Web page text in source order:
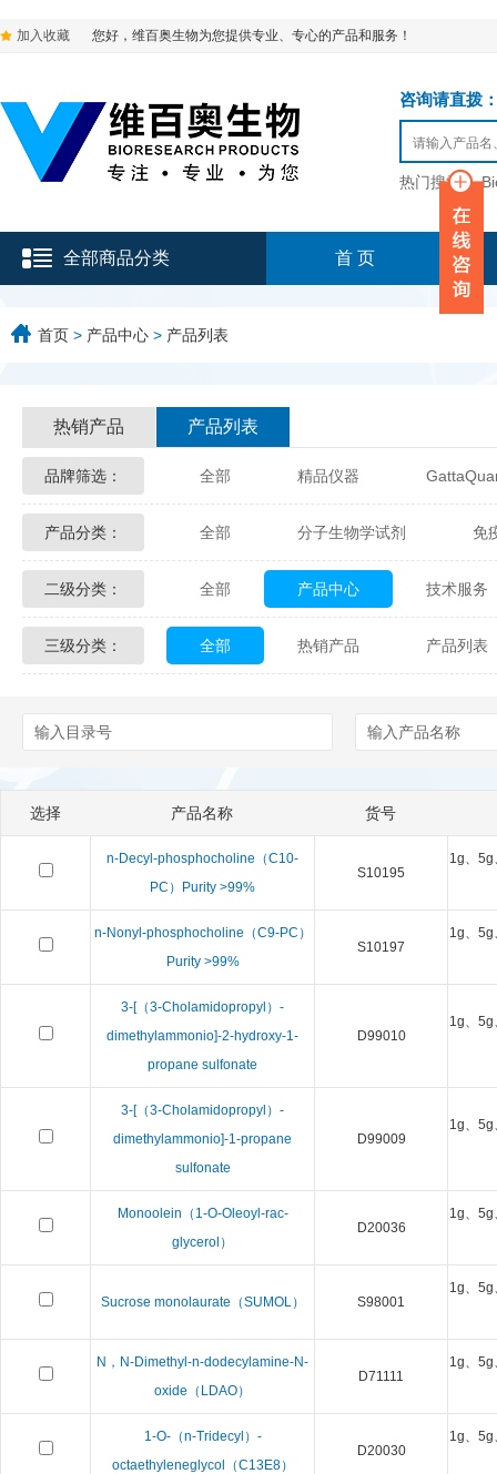
加入收藏 您好，维百奥生物为您提供专业、专心的产品和服务！
咨询请直拨
热门搜索：
全部商品分类 首 页
首页 > 产品中心 > 产品列表
热销产品 产品列表
品牌筛选： 全部 精品仪器
Glycon Biochem Sterlitech
Echelon Biosciences Verichem
Affinity Biologicals Kingfisher
Berry & Associates
LGC Maine Standards
Abbexa
产品分类： 全部 分子生物学试剂 免
化学及生物化学试剂 材料学试剂
二级分类： 全部 产品中心 技术服务
配送方式 售后服务 技术
三级分类： 全部 热销产品 产品列表
选择 产品名称 货号
n-Decyl-phosphocholine（C10-
PC）Purity >99%
S10195
1g、
n-Nonyl-phosphocholine（C9-PC）
Purity >99%
S10197
1g、
3-[（3-Cholamidopropyl）-
dimethylammonio]-2-hydroxy-1-
propane sulfonate
D99010
1g、
3-[（3-Cholamidopropyl）-
dimethylammonio]-1-propane
sulfonate
D99009
1g、
Monoolein（1-O-Oleoyl-rac-
glycerol）
D20036
1g、
Sucrose monolaurate（SUMOL） S98001
1g、
N，N-Dimethyl-n-dodecylamine-N-
oxide（LDAO）
D71111
1g、
1-O-（n-Tridecyl）-
octaethyleneglycol（C13E8）
D20030
1g、